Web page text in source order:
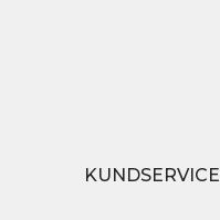
KUNDSERVICE